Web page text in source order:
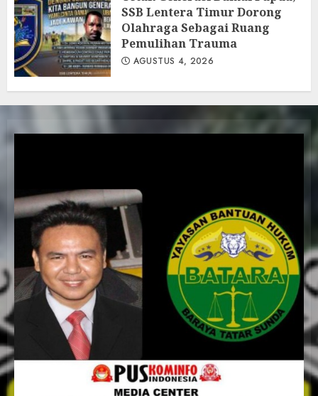
SSB Lentera Timur Dorong
Olahraga Sebagai Ruang
Pemulihan Trauma
AGUSTUS 4, 2026